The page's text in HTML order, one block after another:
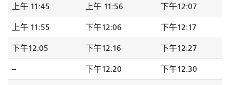
上午 11:45 上午 11:56 下午12:07
上午 11:55 下午12:06 下午12:17
下午12:05 下午12:16 下午12:27
-- 下午12:20 下午12:30